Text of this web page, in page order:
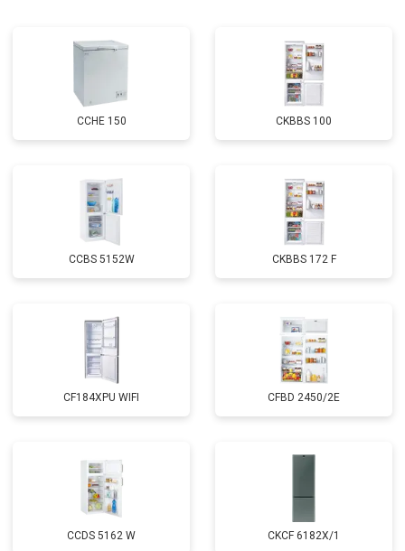
от 1900 ₽ Заказать
CCHE 150 CKBBS 100
CCBS 5152W CKBBS 172 F
CF184XPU WIFI CFBD 2450/2E
CCDS 5162 W CKCF 6182X/1